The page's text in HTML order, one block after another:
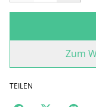
Zum
TEILEN